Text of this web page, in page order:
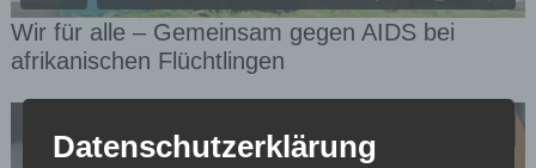
Wir für alle – Gemeinsam gegen AIDS bei
afrikanischen Flüchtlingen
Datenschutzerklärung